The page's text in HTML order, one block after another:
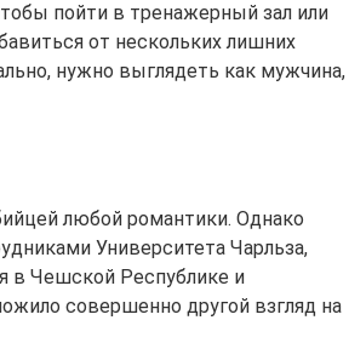
пойти в тренажерный зал или
от нескольких лишних
нужно выглядеть как мужчина,
любой романтики. Однако
Университета Чарльза,
в Чешской Республике и
совершенно другой взгляд на